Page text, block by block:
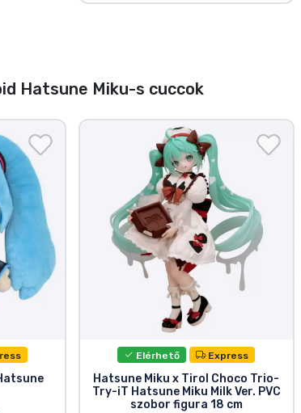
Hatsune Miku-s cuccok
Elérhető Express
Hatsune Miku x Tirol Choco Trio-
Try-iT Hatsune Miku Milk Ver. PVC
szobor figura 18 cm